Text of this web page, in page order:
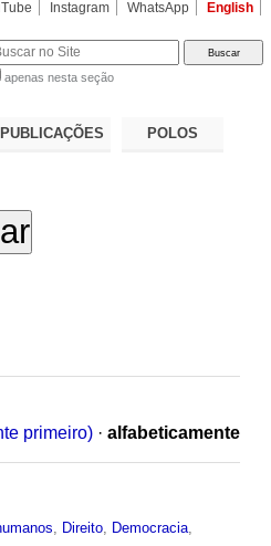
Instagram WhatsApp English
apenas nesta seção
PUBLICAÇÕES POLOS
primeiro) · alfabeticamente
Direito Democracia